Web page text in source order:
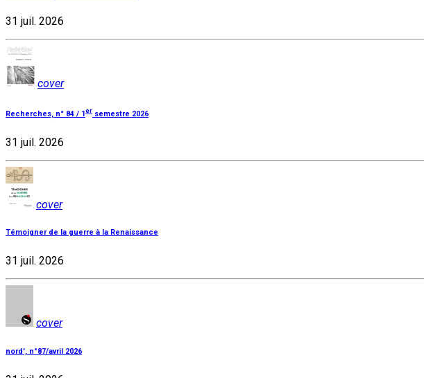
31 juil. 2026
cover
Recherches, n° 84 / 1er semestre 2026
31 juil. 2026
cover
Témoigner de la guerre à la Renaissance
31 juil. 2026
cover
nord', n°87/avril 2026